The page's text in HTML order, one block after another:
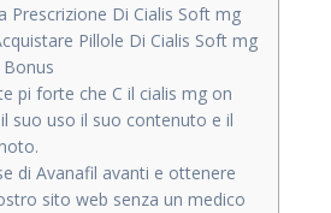
Prescrizione Di Cialis Soft mg
Pillole Di Cialis Soft mg
pi forte che C il cialis mg on
suo uso il suo contenuto e il
di Avanafil avanti e ottenere
sito web senza un medico